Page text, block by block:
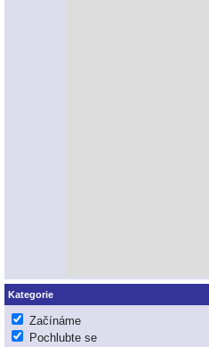
Kategorie
Začínáme
Pochlubte se